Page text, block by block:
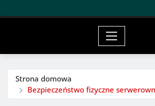
Strona domowa
Bezpieczeństwo fizyczne